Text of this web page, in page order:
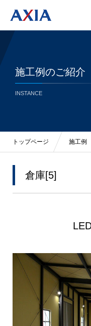
施工例のご紹介
INSTANCE
トップページ 施工例
倉庫[5]
太陽光発電
LED照明
会社概要